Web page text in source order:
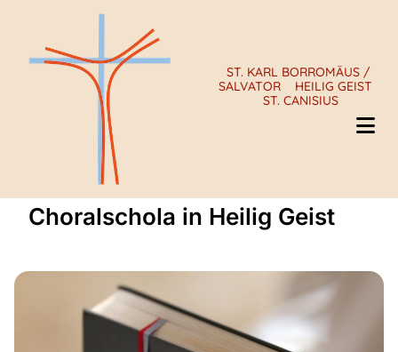
ST. KARL BORROMÄUS /
SALVATOR
HEILIG GEIST
ST. CANISIUS
Choralschola in Heilig Geist